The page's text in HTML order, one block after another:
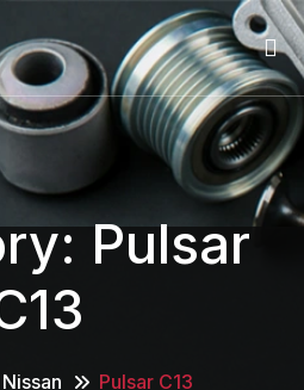
Pulsar
Nissan Pulsar C13